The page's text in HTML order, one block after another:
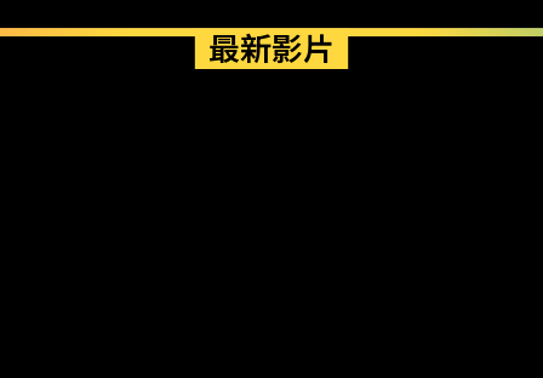
最新影片